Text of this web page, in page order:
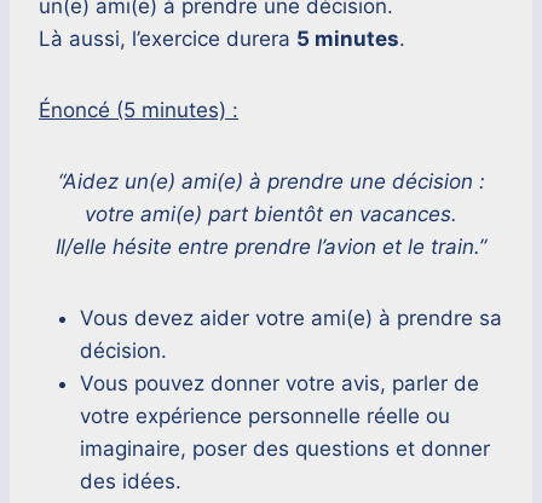
un(e) ami(e) à prendre une décision.
Là aussi, l’exercice durera 5 minutes.
Énoncé (5 minutes) :
“Aidez un(e) ami(e) à prendre une décision :
votre ami(e) part bientôt en vacances.
Il/elle hésite entre prendre l’avion et le train.”
Vous devez aider votre ami(e) à prendre sa
décision.
Vous pouvez donner votre avis, parler de
votre expérience personnelle réelle ou
imaginaire, poser des questions et donner
des idées.